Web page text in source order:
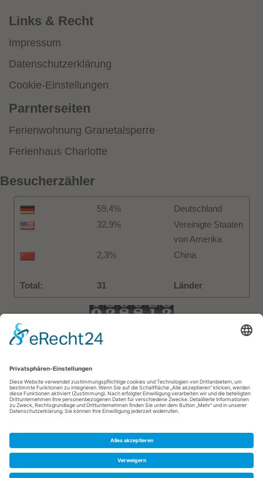
Links & Recht
Impressum
Datenschutzerklärung
Cookie-Einstellungen
Parnterseiten
Ferienwohnung Granetalsperre
Ferienhaus Charlotte
Besucherzähler
59,4%
Deutschland
32,9%
Vereinigte Staaten
von Amerika
2,3%
China
Total: 31 Länder
Heute:
Diese Woche:
Letzte Woche:
14
Dieser Monat:
8
Dieses Jahr:
405
Total:
28.812